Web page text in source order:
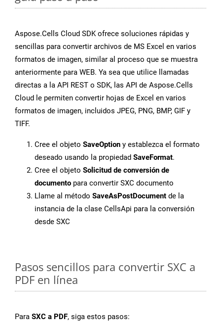
Aspose.Cells Cloud SDK ofrece soluciones rápidas y
sencillas para convertir archivos de MS Excel en varios
formatos de imagen, similar al proceso que se muestra
anteriormente para WEB. Ya sea que utilice llamadas
directas a la API REST o SDK, las API de Aspose.Cells
Cloud le permiten convertir hojas de Excel en varios
formatos de imagen, incluidos JPEG, PNG, BMP, GIF y
TIFF.
Cree el objeto SaveOption y establezca el formato
deseado usando la propiedad SaveFormat.
Cree el objeto Solicitud de conversión de
documento para convertir SXC documento
Llame al método SaveAsPostDocument de la
instancia de la clase CellsApi para la conversión
desde SXC
Pasos sencillos para convertir SXC a
PDF en línea
Para SXC a PDF, siga estos pasos: